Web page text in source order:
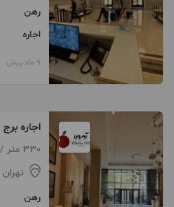
رهن
اجاره
9 ماه پیش
اجاره برج 330 متری در ولنجک
330 متر / 3 اتاق / طبقه 1
تهران
رهن